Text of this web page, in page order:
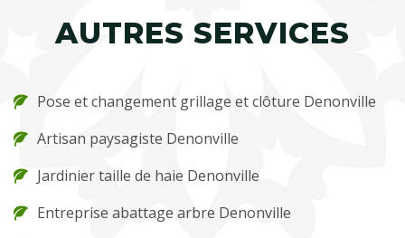
AUTRES SERVICES
Pose et changement grillage et clôture Denonville
Artisan paysagiste Denonville
Jardinier taille de haie Denonville
Entreprise abattage arbre Denonville